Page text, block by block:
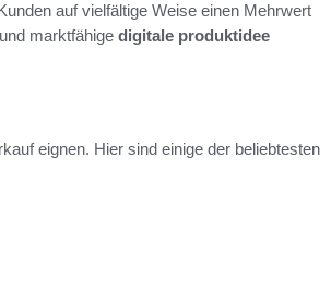
auf vielfältige Weise einen Mehrwert
marktfähige digitale produktidee
eignen. Hier sind einige der beliebtesten